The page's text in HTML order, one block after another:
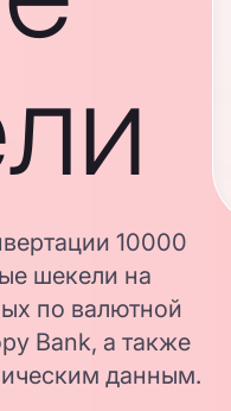
10000
шекели на
по валютной
Bank, а также
данным.